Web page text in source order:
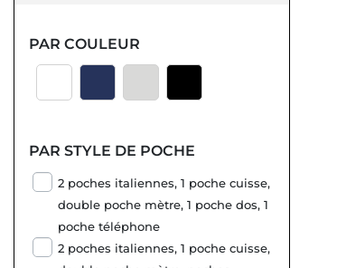
PAR COULEUR
PAR STYLE DE POCHE
2 poches italiennes, 1 poche cuisse,
double poche mètre, 1 poche dos, 1
poche téléphone
2 poches italiennes, 1 poche cuisse,